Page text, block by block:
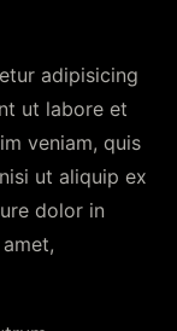
adipisicing
ut labore et
veniam, quis
ut aliquip ex
dolor in